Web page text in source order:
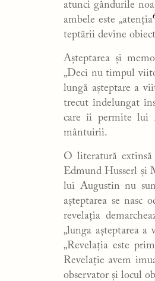
atunci gândurile
ambele este „atenția
teptării devine
Așteptarea și
„Deci nu timpul
lungă aşteptare a
trecut înde­lungat
care îi permite lui
mântuirii.
O literatură
Edmund Husserl și
lui Augustin nu
așteptarea se nasc
revelația
„lunga așteptarea
„Revelația este
Revelație avem
observator și locul